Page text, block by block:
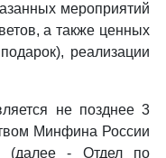
мероприятий
а также ценных
реализации
не позднее 3
Минфина России
(далее - Отдел по